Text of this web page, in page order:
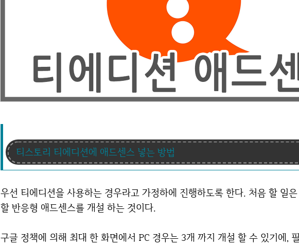
티스토리 티에디션에 애드센스 넣는 방법
우선 티에디션을 사용하는 경우라고 가정하에 진행하도록 한다. 처음 할 일
할 반응형 애드센스를 개설 하는 것이다.
구글 정책에 의해 최대 한 화면에서 PC 경우는 3개 까지 개설 할 수 있기에,